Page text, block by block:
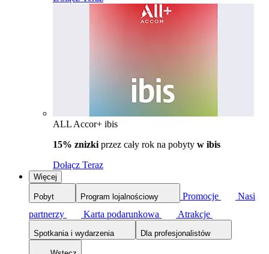
ALL Accor+ ibis
15% znizki przez cały rok na pobyty w ibis
Dołącz Teraz
Więcej
Pobyt Program lojalnościowy Promocje
Nasi
partnerzy
Karta podarunkowa Atrakcje
Spotkania i wydarzenia Dla profesjonalistów